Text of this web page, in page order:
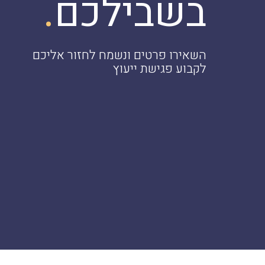
בשבילכם
השאירו פרטים ונשמח לחזור אליכם
לקבוע פגישת ייעוץ